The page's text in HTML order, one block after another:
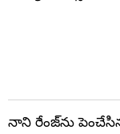
నాని రేంజ్‌ను